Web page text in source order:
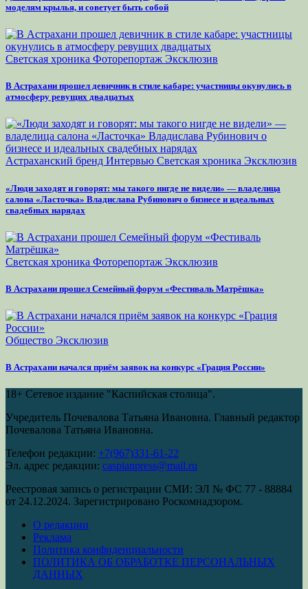
моделям крылья, и советует быть собой
Светская хроника Фоторепортаж Эксклюзив
В Астрахани прошел девичник в стиле кабаре: участницы окунулись в
атмосферу ревущих двадцатых
Астраханский бренд Интервью Светская хроника Эксклюзив
«Люди заходят и говорят: мы такого нигде не видели» — владелица
салона «Ласточка» Владислава Рубинович о бизнесе и идеальных
свадебных нарядах
Светская хроника Фоторепортаж Эксклюзив
В Астрахани прошел Семейный форум «Фестиваль Матрёшка»
Общество Эксклюзив
В Астрахани начался приём заявок на конкурс «Грация России»
18+ Сетевое издание "Каспийская столица".
Учредитель Почевалова Татьяна Ивановна. Главный редактор
Почевалова Татьяна Ивановна.
Телефон редакции: +7(967)331-61-22
Эл. адрес редакции: caspianpress@mail.ru
Реестровая запись о регистрации СМИ: ЭЛ № ФС 77 - 88884
от 24.12.2024. Зарегистрировано Роскомнадзором.
О редакции
Реклама
Политика конфиденциальности
ПОЛИТИКА ОБ ОБРАБОТКЕ ПЕРСОНАЛЬНЫХ
ДАННЫХ